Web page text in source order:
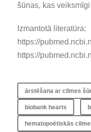
šūnas, kas
Izmantotā literatūra:
https://
https://
ārstēšana ar cilmes
biobank hearts
hematopoētiskās